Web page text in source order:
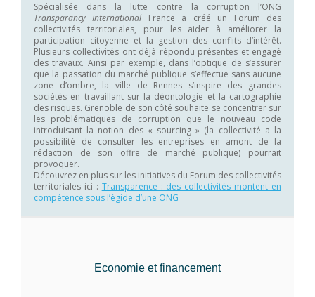
Spécialisée dans la lutte contre la corruption l’ONG
Transparancy International France a créé un Forum des
collectivités territoriales, pour les aider à améliorer la
participation citoyenne et la gestion des conflits d’intérêt.
Plusieurs collectivités ont déjà répondu présentes et engagé
des travaux. Ainsi par exemple, dans l’optique de s’assurer
que la passation du marché publique s’effectue sans aucune
zone d’ombre, la ville de Rennes s’inspire des grandes
sociétés en travaillant sur la déontologie et la cartographie
des risques. Grenoble de son côté souhaite se concentrer sur
les problématiques de corruption que le nouveau code
introduisant la notion des « sourcing » (la collectivité a la
possibilité de consulter les entreprises en amont de la
rédaction de son offre de marché publique) pourrait
provoquer.
Découvrez en plus sur les initiatives du Forum des collectivités
territoriales ici : Transparence : des collectivités montent en
compétence sous l’égide d’une ONG
Economie et financement